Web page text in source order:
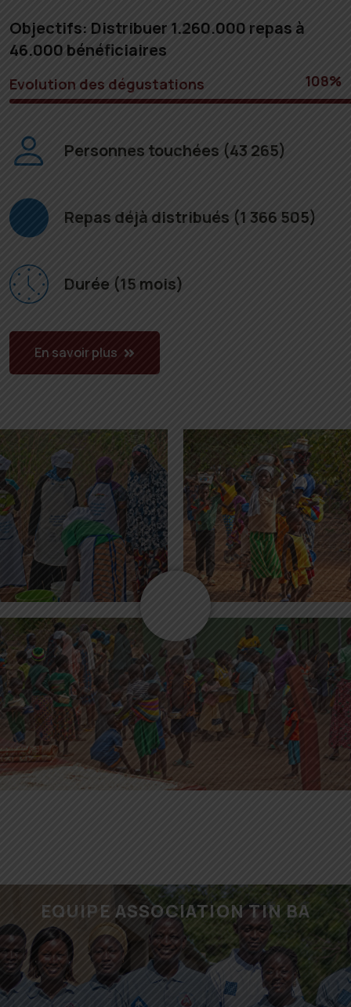
Objectifs: Distribuer 1.260.000 repas à
46.000 bénéficiaires
Evolution des dégustations 108%
Personnes touchées (43 265)
Repas déjà distribués (1 366 505)
Durée (15 mois)
En savoir plus
EQUIPE ASSOCIATION TIN BA